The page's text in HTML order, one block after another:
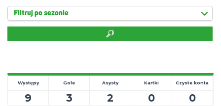
Filtruj po sezonie
Występy
9
Gole
3
Asysty
2
Kartki
0
Czyste konta
0